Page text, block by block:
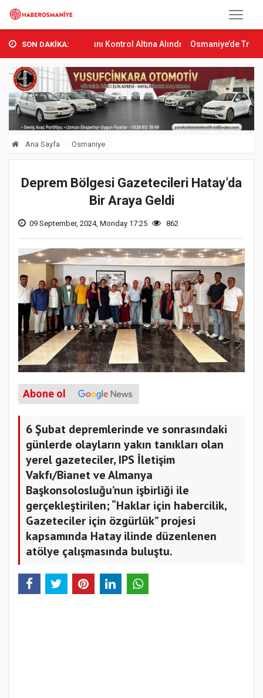
SON DAKİKA:
Yangını Kontrol Altına Alındı Osmaniye’de Tren Çarpması:
Ana Sayfa Osmaniye
Deprem Bölgesi Gazetecileri Hatay’da
Bir Araya Geldi
09 September, 2024, Monday 17:25 862
Abone ol
6 Şubat depremlerinde ve sonrasındaki
günlerde olayların yakın tanıkları olan
yerel gazeteciler, IPS İletişim
Vakfı/Bianet ve Almanya
Başkonsolosluğu’nun işbirliği ile
gerçekleştirilen; “Haklar için habercilik,
Gazeteciler için özgürlük” projesi
kapsamında Hatay ilinde düzenlenen
atölye çalışmasında buluştu.